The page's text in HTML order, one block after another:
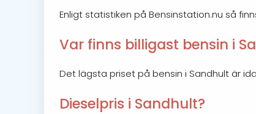
Enligt statistiken på Bensinstation.nu så
Var finns billigast bensin i
Det lägsta priset på bensin i Sandhult är
Dieselpris i Sandhult?